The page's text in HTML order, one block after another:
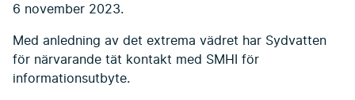
6 november 2023.
Med anledning av det extrema vädret har Sydvatten
för närvarande tät kontakt med SMHI för
informationsutbyte.